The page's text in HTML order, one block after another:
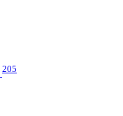
205